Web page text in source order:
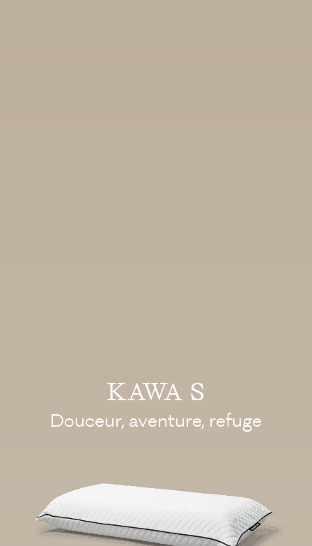
KAWA S
Douceur, aventure, refuge